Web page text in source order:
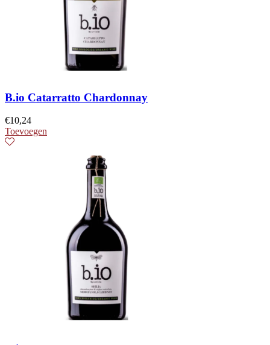
B.io Catarratto Chardonnay
€10,24
Toevoegen